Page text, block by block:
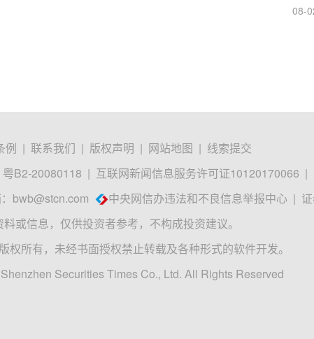
08-
例 | 联系我们 | 版权声明 | 网站地图 | 线索提交
B2-20080118 | 互联网新闻信息服务许可证10120170066 |
bwb@stcn.com 中央网信办违法和不良信息举报中心 |
或信息，仅供投资者参考，不构成投资建议。
权所有，未经书面授权禁止转载及各种形式的软件开发。
Securities Times Co., Ltd. All Rights Reserved